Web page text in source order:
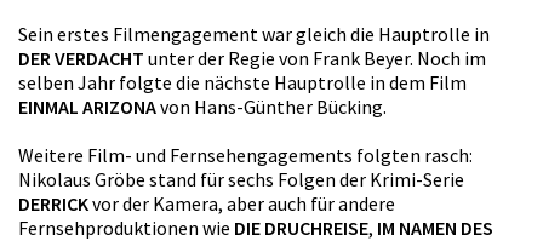
Sein erstes Filmengagement war gleich die Hauptrolle in
DER VERDACHT unter der Regie von Frank Beyer. Noch im
selben Jahr folgte die nächste Hauptrolle in dem Film
EINMAL ARIZONAvon Hans-Günther Bücking.
Weitere Film- und Fernsehengagements folgten rasch:
Nikolaus Gröbe stand für sechs Folgen der Krimi-Serie
DERRICKvor der Kamera, aber auch für andere
Fernsehproduktionen wie DIE DRUCHREISE, IM NAMEN DES